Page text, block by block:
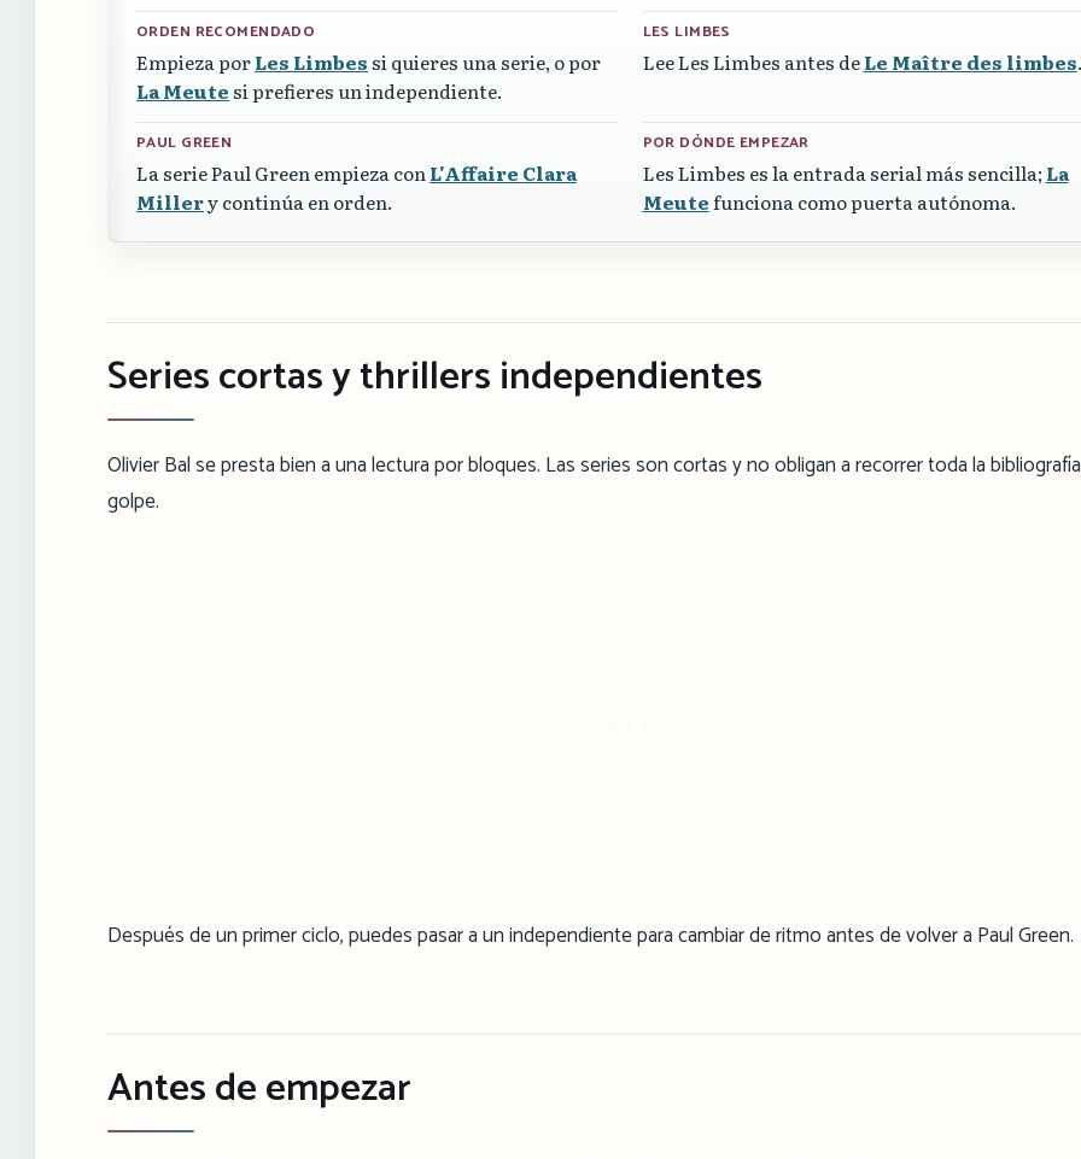
ORDEN RECOMENDADO
Empieza porLes Limbes si quieres una serie, o por
La Meute si prefieres un independiente.
LES LIMBES
Lee Les Limbes antes deLe Maître des limbes
PAUL GREEN
La serie Paul Green empieza conL'Affaire Clara
Millery continúa en orden.
POR DÓNDE EMPEZAR
Les Limbes es la entrada serial más sencilla;La
Meutefunciona como puerta autónoma.
Series cortas y thrillers independientes
Olivier Bal se presta bien a una lectura por bloques. Las series son cortas y no obligan a recorrer toda la
golpe.
Después de un primer ciclo, puedes pasar a un independiente para cambiar de ritmo antes de volver a Paul Green.
Antes de empezar